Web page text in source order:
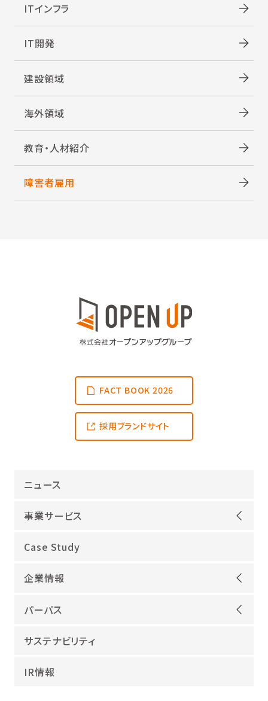
ITインフラ
IT開発
建設領域
海外領域
教育・人材紹介
障害者雇用
FACT BOOK 2026
採用ブランドサイト
ニュース
事業サービス
オープンアップグループが選ばれる理由
ITインフラ
IT開発
海外領域
教育・人材紹介
Case Study
企業情報
ごあいさつ
沿革
役員紹介
パーパス
当社グループのパーパス
幸せな仕事総合研究所
サステナビリティ
IR情報